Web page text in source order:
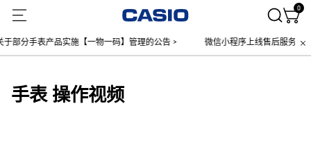
0
部分手表产品实施【一物一码】管理的公告 > 微信小程序上线售后服务公告 >
手表 操作视频